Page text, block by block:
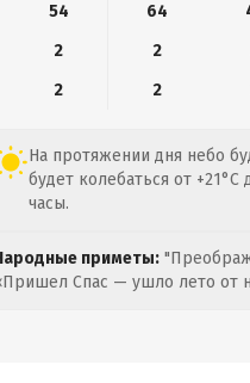
54 64
2 2
2 2
На протяжении дня небо
будет колебаться от
часы.
приметы:
Спас — ушло лето от